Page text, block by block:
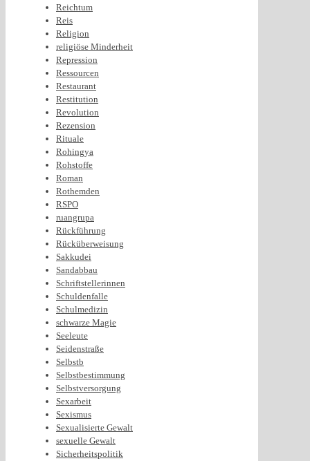
Reichtum
Reis
Religion
religiöse Minderheit
Repression
Ressourcen
Restaurant
Restitution
Revolution
Rezension
Rituale
Rohingya
Rohstoffe
Roman
Rothemden
RSPO
ruangrupa
Rückführung
Rücküberweisung
Sakkudei
Sandabbau
Schriftstellerinnen
Schuldenfalle
Schulmedizin
schwarze Magie
Seeleute
Seidenstraße
Selbstb
Selbstbestimmung
Selbstversorgung
Sexarbeit
Sexismus
Sexualisierte Gewalt
sexuelle Gewalt
Sicherheitspolitik